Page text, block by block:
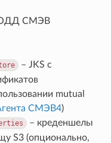
СМЭВ
– JKS с
mutual
СМЭВ4)
– креденшелы
S3 (опционально,